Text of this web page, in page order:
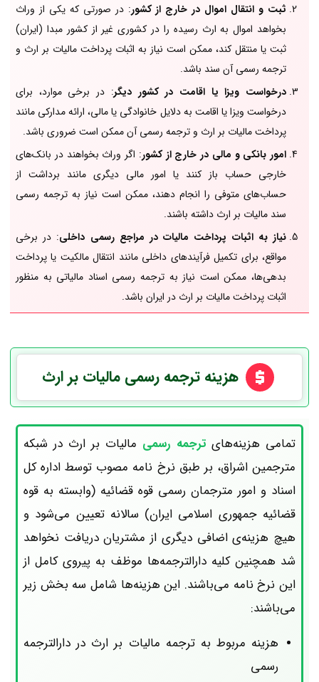
ثبت و انتقال اموال در خارج از کشور: در صورتی که یکی از وراث
بخواهد اموال به ارث رسیده را در کشوری غیر از کشور مبدا (ایران)
ثبت یا منتقل کند، ممکن است نیاز به اثبات پرداخت مالیات بر ارث و
ترجمه رسمی آن سند باشد.
درخواست ویزا یا اقامت در کشور دیگر: در برخی موارد، برای
درخواست ویزا یا اقامت به دلایل خانوادگی یا مالی، ارائه مدارکی مانند
پرداخت مالیات بر ارث و ترجمه رسمی آن ممکن است ضروری باشد.
امور بانکی و مالی در خارج از کشور: اگر وراث بخواهند در بانک‌های
خارجی حساب باز کنند یا امور مالی دیگری مانند برداشت از
حساب‌های متوفی را انجام دهند، ممکن است نیاز به ترجمه رسمی
سند مالیات بر ارث داشته باشند.
نیاز به اثبات پرداخت مالیات در مراجع رسمی داخلی: در برخی
مواقع، برای تکمیل فرآیندهای داخلی مانند انتقال مالکیت یا پرداخت
بدهی‌ها، ممکن است نیاز به ترجمه رسمی اسناد مالیاتی به منظور
اثبات پرداخت مالیات بر ارث در ایران باشد.
هزینه ترجمه رسمی مالیات بر ارث
تمامی هزینه‌هایترجمه رسمی مالیات بر ارث در شبکه
مترجمین اشراق، بر طبق نرخ نامه مصوب توسط اداره کل
اسناد و امور مترجمان رسمی قوه قضائیه (وابسته به قوه
قضائیه جمهوری اسلامی ایران) سالانه تعیین می‌شود و
هیچ هزینه‌ی اضافی دیگری از مشتریان دریافت نخواهد
شد همچنین کلیه دارالترجمه‌ها موظف به پیروی کامل از
این نرخ نامه می‌باشند. این هزینه‌ها شامل سه بخش زیر
می‌باشند:
هزینه مربوط به ترجمه مالیات بر ارث در دارالترجمه
رسمی